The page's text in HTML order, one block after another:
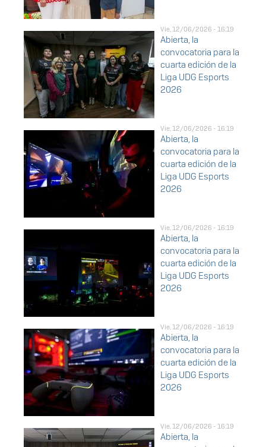
Vie, 12/06/2026 - 16:19
Abierta, la
convocatoria para la
cuarta edición de la
Liga UDG Esports
2026
Vie, 12/06/2026 - 16:19
Abierta, la
convocatoria para la
cuarta edición de la
Liga UDG Esports
2026
Vie, 12/06/2026 - 16:19
Abierta, la
convocatoria para la
cuarta edición de la
Liga UDG Esports
2026
Vie, 12/06/2026 - 16:19
Abierta, la
convocatoria para la
cuarta edición de la
Liga UDG Esports
2026
Vie, 12/06/2026 - 16:19
Abierta, la